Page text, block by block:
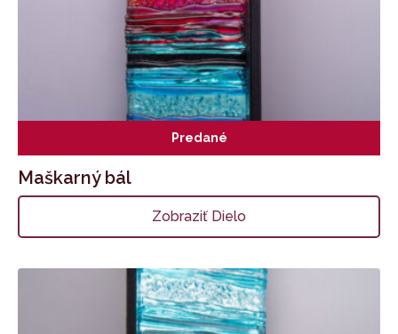
Predané
Maškarný bál
Zobraziť Dielo